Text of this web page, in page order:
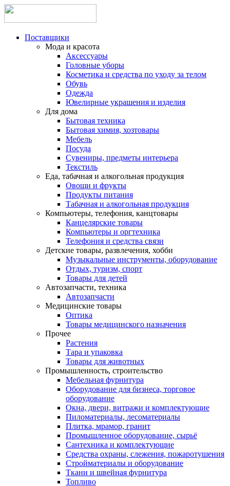
Поставщики
Мода и красота
Аксессуары
Головные уборы
Косметика и средства по уходу за телом
Обувь
Одежда
Ювелирные украшения и изделия
Для дома
Бытовая техника
Бытовая химия, хозтовары
Мебель
Посуда
Сувениры, предметы интерьера
Текстиль
Еда, табачная и алкогольная продукция
Овощи и фрукты
Продукты питания
Табачная и алкогольная продукция
Компьютеры, телефония, канцтовары
Канцелярские товары
Компьютеры и оргтехника
Телефония и средства связи
Детские товары, развлечения, хобби
Музыкальные инструменты, оборудование
Отдых, туризм, спорт
Товары для детей
Автозапчасти, техника
Автозапчасти
Медицинские товары
Оптика
Товары медицинского назначения
Прочее
Растения
Тара и упаковка
Товары для животных
Промышленность, строительство
Мебельная фурнитура
Оборудование для бизнеса, торговое
оборудование
Окна, двери, витражи и комплектующие
Пиломатериалы, лесоматериалы
Плитка, мрамор, гранит
Промышленное оборудование, сырьё
Сантехника и комплектующие
Средства охраны, слежения, пожаротушения
Стройматериалы и оборудование
Ткани и швейная фурнитура
Топливо